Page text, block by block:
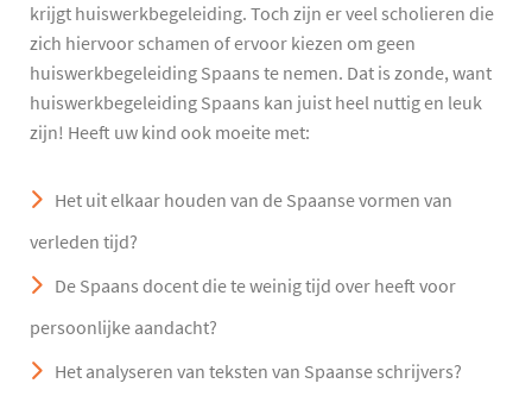
krijgt huiswerkbegeleiding. Toch zijn er veel scholieren die
zich hiervoor schamen of ervoor kiezen om geen
huiswerkbegeleiding Spaans te nemen. Dat is zonde, want
huiswerkbegeleiding Spaans kan juist heel nuttig en leuk
zijn! Heeft uw kind ook moeite met:
Het uit elkaar houden van de Spaanse vormen van
verleden tijd?
De Spaans docent die te weinig tijd over heeft voor
persoonlijke aandacht?
Het analyseren van teksten van Spaanse schrijvers?